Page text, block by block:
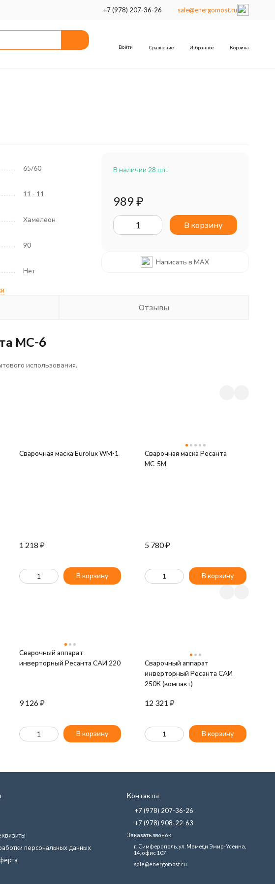
+7 (978) 207-36-26 sale@energomost.ru
Войти Сравнение Избранное Корзина
65/60
11 - 11
Хамелеон
90
Нет
В наличии 28 шт.
989₽
В корзину
Написать в MAX
Отзывы
МС-6
использования.
Сварочная маска Eurolux WM-1
1 218 ₽
В корзину
Сварочная маска Ресанта
МС-5М
5 780₽
В корзину
Сварочный аппарат
инверторный Ресанта САИ 220
9 126₽
В корзину
Сварочный аппарат
инверторный Ресанта САИ
250К (компакт)
12 321 ₽
В корзину
персональных данных
Контакты
+7 (978) 207-36-26
+7 (978) 908-22-63
Заказать звонок
г. Симферополь, ул. Мамеди Эмир-Усеина,
14, офис 107
sale@energomost.ru